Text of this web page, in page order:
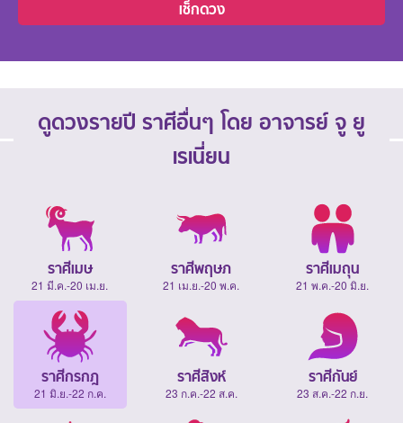
เช็กดวง
ดูดวงรายปี ราศีอื่นๆ โดย อาจารย์ จู ยู
เรเนี่ยน
ราศีเมษ
21 มี.ค.-20 เม.ย.
ราศีพฤษภ
21 เม.ย.-20 พ.ค.
ราศีเมถุน
21 พ.ค.-20 มิ.ย.
ราศีกรกฎ
21 มิ.ย.-22 ก.ค.
ราศีสิงห์
23 ก.ค.-22 ส.ค.
ราศีกันย์
23 ส.ค.-22 ก.ย.